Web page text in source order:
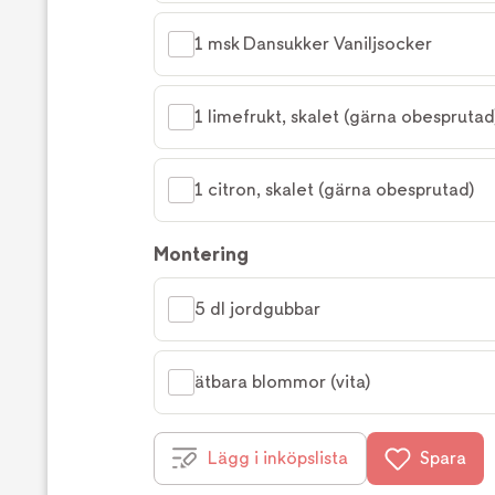
1 msk Dansukker Vaniljsocker
1 limefrukt, skalet (gärna
1 citron, skalet (gärna obesprutad)
Montering
5 dl jordgubbar
ätbara blommor (vita)
Lägg i inköpslista Spara